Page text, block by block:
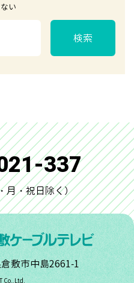
検索
337
月・祝日除く）
敷市中島2661-1
Co.,Ltd.